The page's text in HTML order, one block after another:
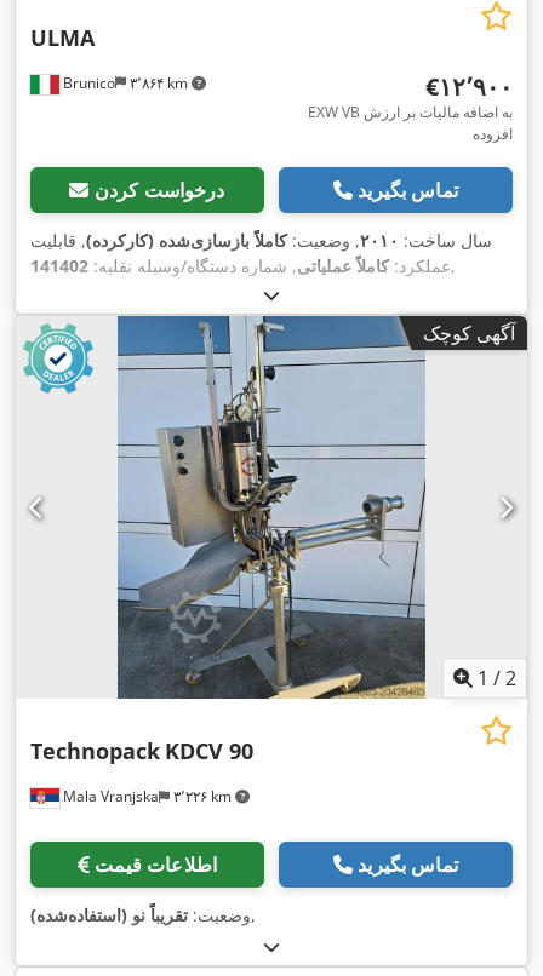
Brunico ۳٬۸۶۴ km
ULMA
‎€۱۲٬۹۰۰
EXW VB به اضافه مالیات بر ارزش
افزوده
درخواست کردن تماس بگیرید
سال ساخت: ۲۰۱۰, وضعیت:کاملاً بازسازی‌شده (کارکرده), قابلیت
عملکرد:کاملاً عملیاتی, شماره دستگاه/وسیله نقلیه: 141402 ,
آگهی کوچک
1 /2
Mala Vranjska ۳٬۲۲۶ km
Technopack KDCV 90
اطلاعات قیمت تماس بگیرید
وضعیت: تقریباً نو (استفاده‌شده) ,